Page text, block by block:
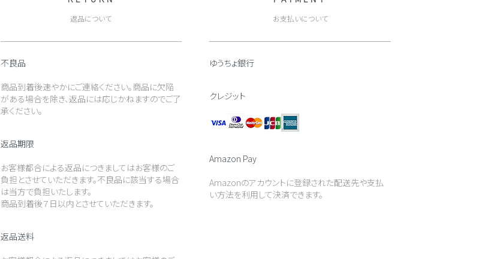
返品について
不良品
商品到着後速やかにご連絡ください。商品に欠陥
がある場合を除き、返品には応じかねますのでご了
承ください。
返品期限
お客様都合による返品につきましてはお客様のご
負担とさせていただきます。不良品に該当する場合
は当方で負担いたします。
商品到着後７日以内とさせていただきます。
返品送料
お支払いについて
ゆうちょ銀行
クレジット
Amazon Pay
Amazonのアカウントに登録された配送先や支払
い方法を利用して決済できます。